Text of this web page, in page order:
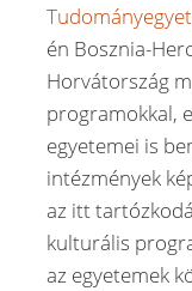
én Bosznia-
Horvátország
programokkal,
egyetemei is
intézmények
az itt
kulturális
az egyetemek